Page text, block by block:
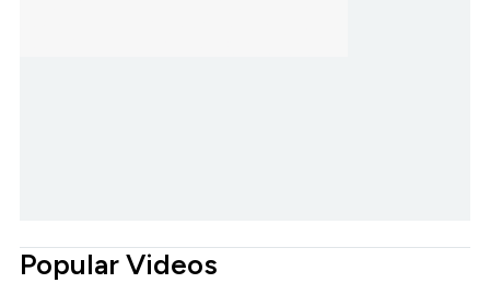
Popular Videos